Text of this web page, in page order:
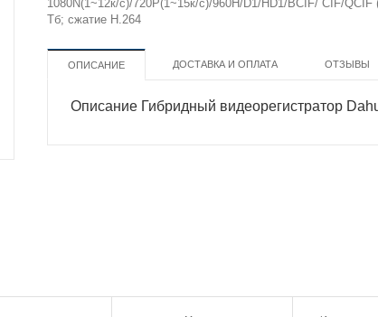
1080N(1~12к/с)/720P(1~15к/с)/960H/D1/HD1/BCIF/ CIF/
Тб; сжатие H.264
ОПИСАНИЕ ДОСТАВКА И ОПЛАТА ОТЗЫВЫ
Описание Гибридный видеорегистратор